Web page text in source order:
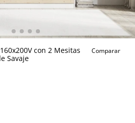
con 2 Mesitas
Savaje
Comparar